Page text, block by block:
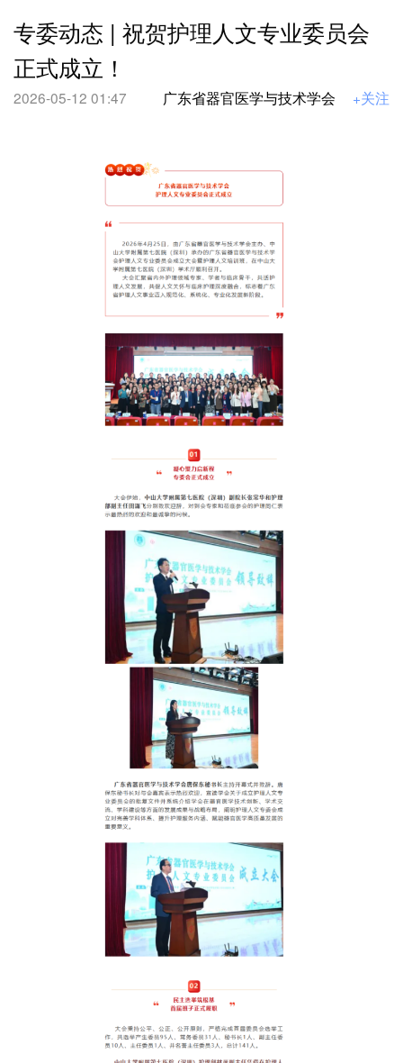
专委动态 | 祝贺护理人文专业委员会
正式成立！
2026-05-12 01:47 广东省器官医学与技术学会 +关注